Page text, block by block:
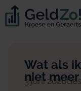
Wat als
niet
3 juni 2026